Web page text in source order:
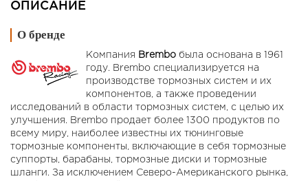
ОПИСАНИЕ
О бренде
Компания Brembo была основана в 1961
году. Brembo специализируется на
производстве тормозных систем и их
компонентов, а также проведении
исследований в области тормозных систем, с целью их
улучшения. Brembo продает более 1300 продуктов по
всему миру, наиболее известны их тюнинговые
тормозные компоненты, включающие в себя тормозные
суппорты, барабаны, тормозные диски и тормозные
шланги. За исключением Северо-Американского рынка,